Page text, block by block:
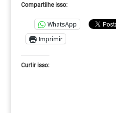
Compartilhe isso:
WhatsApp
Imprimir
Curtir isso: